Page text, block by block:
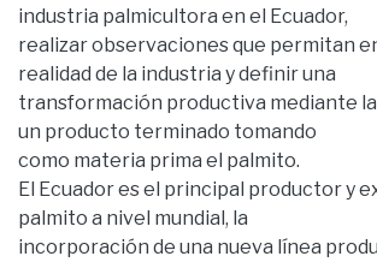
industria palmicultora en el Ecuador,
realizar observaciones que permitan
realidad de la industria y definir una
transformación productiva mediante
un producto terminado tomando
como materia prima el palmito.
El Ecuador es el principal productor y
palmito a nivel mundial, la
incorporación de una nueva línea